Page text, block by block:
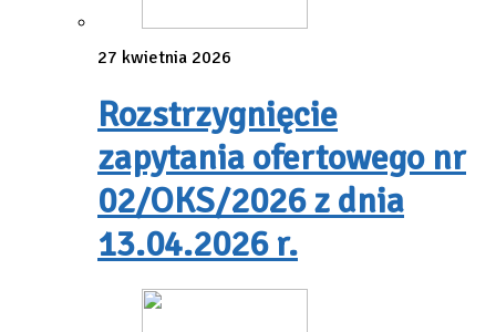
27 kwietnia 2026
Rozstrzygnięcie
zapytania ofertowego nr
02/OKS/2026 z dnia
13.04.2026 r.